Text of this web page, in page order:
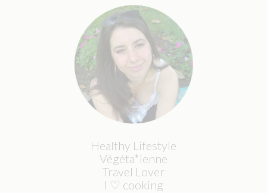
Healthy Lifestyle
Végéta*ienne
Travel Lover
I ♡ cooking